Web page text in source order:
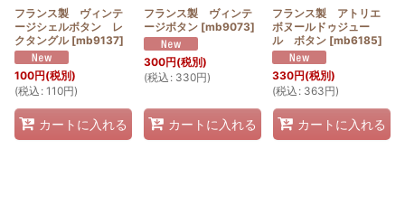
フランス製 ヴィンテ
ージシェルボタン レ
クタングル [mb9137]
100円(税別)
(税込 : 110円)
カートに入れる
フランス製 ヴィンテ
ージボタン [mb9073]
300円(税別)
(税込 : 330円)
カートに入れる
フランス製 アトリエ
ボヌールドゥジュー
ル ボタン [mb6185]
330円(税別)
(税込 : 363円)
カートに入れる